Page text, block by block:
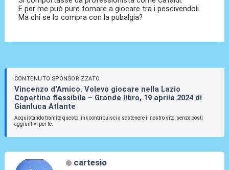
E per me può pure tornare a giocare tra i pescivendoli.
Ma chi se lo compra con la pubalgia?
CONTENUTO SPONSORIZZATO
Vincenzo d'Amico. Volevo giocare nella Lazio
Copertina flessibile – Grande libro, 19 aprile 2024 di
Gianluca Atlante
Acquistando tramite questo link contribuisci a sostenere il nostro sito, senza costi
aggiuntivi per te.
cartesio